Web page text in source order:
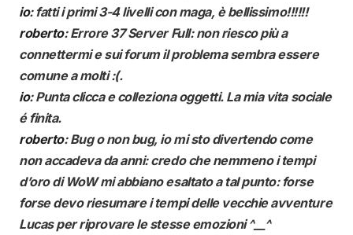
io: fatti i primi 3-4 livelli con maga, è bellissimo!!!!!!
roberto: Errore 37 Server Full: non riesco più a
connettermi e sui forum il problema sembra essere
comune a molti :(.
io: Punta clicca e colleziona oggetti. La mia vita sociale
é finita.
roberto: Bug o non bug, io mi sto divertendo come
non accadeva da anni: credo che nemmeno i tempi
d’oro di WoW mi abbiano esaltato a tal punto: forse
forse devo riesumare i tempi delle vecchie avventure
Lucas per riprovare le stesse emozioni ^__^